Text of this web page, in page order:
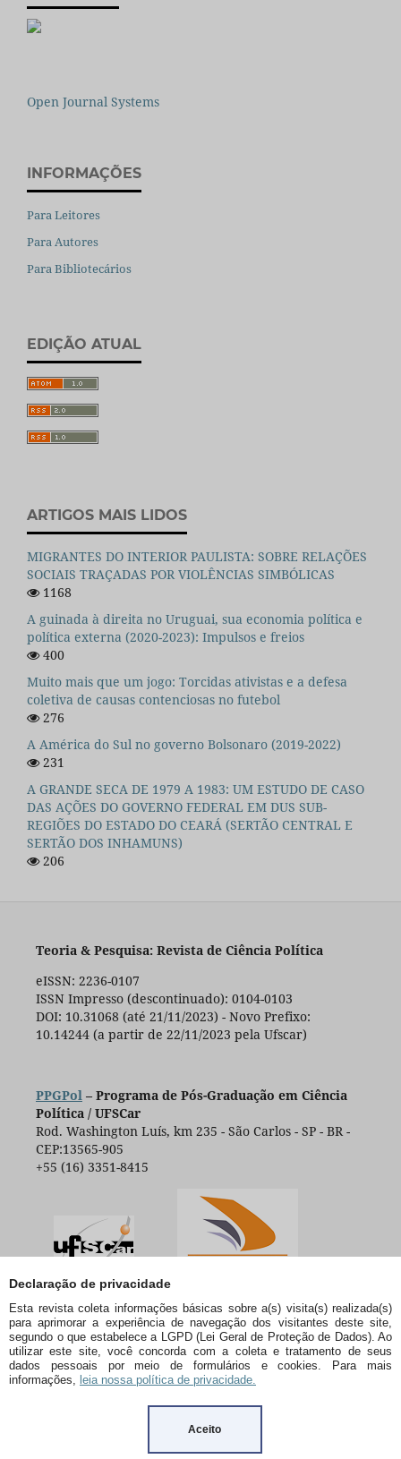
Declaração de privacidade
Esta revista coleta informações básicas sobre a(s) visita(s) realizada(s)
para aprimorar a experiência de navegação dos visitantes deste site,
segundo o que estabelece a LGPD (Lei Geral de Proteção de Dados). Ao
utilizar este site, você concorda com a coleta e tratamento de seus
dados pessoais por meio de formulários e cookies. Para mais
informações, leia nossa política de privacidade.
Aceito
Open Journal Systems
INFORMAÇÕES
Para Leitores
Para Autores
Para Bibliotecários
EDIÇÃO ATUAL
ARTIGOS MAIS LIDOS
MIGRANTES DO INTERIOR PAULISTA: SOBRE RELAÇÕES
SOCIAIS TRAÇADAS POR VIOLÊNCIAS SIMBÓLICAS
1168
A guinada à direita no Uruguai, sua economia política e
política externa (2020-2023): Impulsos e freios
400
Muito mais que um jogo: Torcidas ativistas e a defesa
coletiva de causas contenciosas no futebol
276
A América do Sul no governo Bolsonaro (2019-2022)
231
A GRANDE SECA DE 1979 A 1983: UM ESTUDO DE CASO
DAS AÇÕES DO GOVERNO FEDERAL EM DUS SUB-
REGIÕES DO ESTADO DO CEARÁ (SERTÃO CENTRAL E
SERTÃO DOS INHAMUNS)
206
Teoria & Pesquisa: Revista de Ciência Política
eISSN: 2236-0107
ISSN Impresso (descontinuado): 0104-0103
DOI: 10.31068 (até 21/11/2023) - Novo Prefixo:
10.14244 (a partir de 22/11/2023 pela Ufscar)
PPGPol – Programa de Pós-Graduação em Ciência
Política / UFSCar
Rod. Washington Luís, km 235 - São Carlos - SP - BR -
CEP:13565-905
+55 (16) 3351-8415